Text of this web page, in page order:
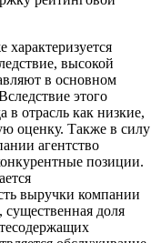
характеризуется
высокой
в основном
этого
в отрасль как низкие,
оценку. Также в силу
агентство
позиции.
выручки компании
существенная доля